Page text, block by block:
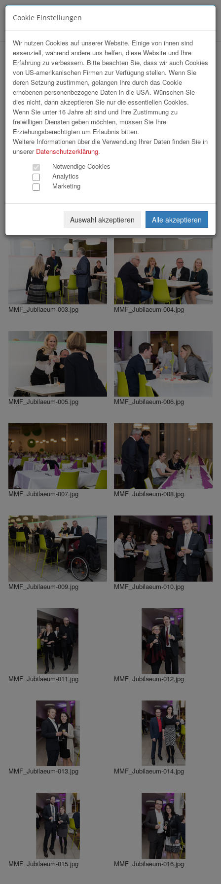
Array
hr-lounge Ost 5-Jahres-Feier in Wien
223 Bilder
« 1 2 3 4 5 6 7
MMF_Jubilaeum-001.jpg MMF_Jubilaeum-002.jpg
MMF_Jubilaeum-003.jpg MMF_Jubilaeum-004.jpg
MMF_Jubilaeum-005.jpg MMF_Jubilaeum-006.jpg
MMF_Jubilaeum-007.jpg MMF_Jubilaeum-008.jpg
MMF_Jubilaeum-009.jpg MMF_Jubilaeum-010.jpg
MMF_Jubilaeum-011.jpg MMF_Jubilaeum-012.jpg
MMF_Jubilaeum-013.jpg MMF_Jubilaeum-014.jpg
MMF_Jubilaeum-015.jpg MMF_Jubilaeum-016.jpg
Cookie Einstellungen
Wir nutzen Cookies auf unserer Website. Einige von ihnen sind
essenziell, während andere uns helfen, diese Website und Ihre
Erfahrung zu verbessern. Bitte beachten Sie, dass wir auch Cookies
von US-amerikanischen Firmen zur Verfügung stellen. Wenn Sie
deren Setzung zustimmen, gelangen Ihre durch das Cookie
erhobenen personenbezogene Daten in die USA. Wünschen Sie
dies nicht, dann akzeptieren Sie nur die essentiellen Cookies.
Wenn Sie unter 16 Jahre alt sind und Ihre Zustimmung zu
freiwilligen Diensten geben möchten, müssen Sie Ihre
Erziehungsberechtigten um Erlaubnis bitten.
Weitere Informationen über die Verwendung Ihrer Daten finden Sie in
unserer Datenschutzerklärung.
Notwendige Cookies
Analytics
Marketing
Auswahl akzeptieren Alle akzeptieren